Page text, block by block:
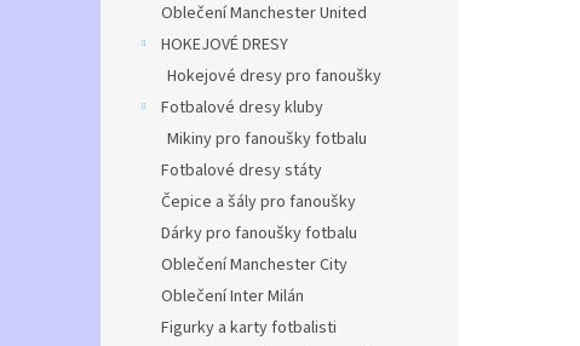
Oblečení Manchester United
HOKEJOVÉ DRESY
Hokejové dresy pro fanoušky
Fotbalové dresy kluby
Mikiny pro fanoušky fotbalu
Fotbalové dresy státy
Čepice a šály pro fanoušky
Dárky pro fanoušky fotbalu
Oblečení Manchester City
Oblečení Inter Milán
Figurky a karty fotbalisti